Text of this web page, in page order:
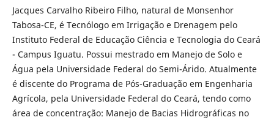
Jacques Carvalho Ribeiro Filho, natural de Monsenhor
Tabosa-CE, é Tecnólogo em Irrigação e Drenagem pelo
Instituto Federal de Educação Ciência e Tecnologia do Ceará
- Campus Iguatu. Possui mestrado em Manejo de Solo e
Água pela Universidade Federal do Semi-Árido. Atualmente
é discente do Programa de Pós-Graduação em Engenharia
Agrícola, pela Universidade Federal do Ceará, tendo como
área de concentração: Manejo de Bacias Hidrográficas no